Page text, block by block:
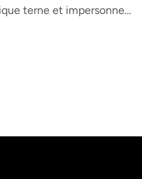
terne et impersonnel
fois où j’ai vu un
[…]